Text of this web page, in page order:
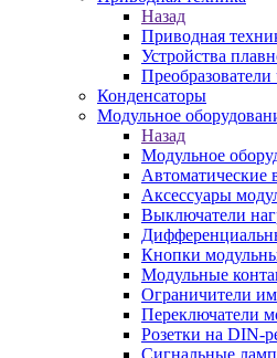
Назад
Приводная
Устройства
Преобразователи
Конденсаторы
Модульное
Назад
Модульное
Автоматические
Аксессуары
Выключатели
Кнопки
Модульные
Ограничители
Переключатели
Розетки на DIN-
Сигнальные